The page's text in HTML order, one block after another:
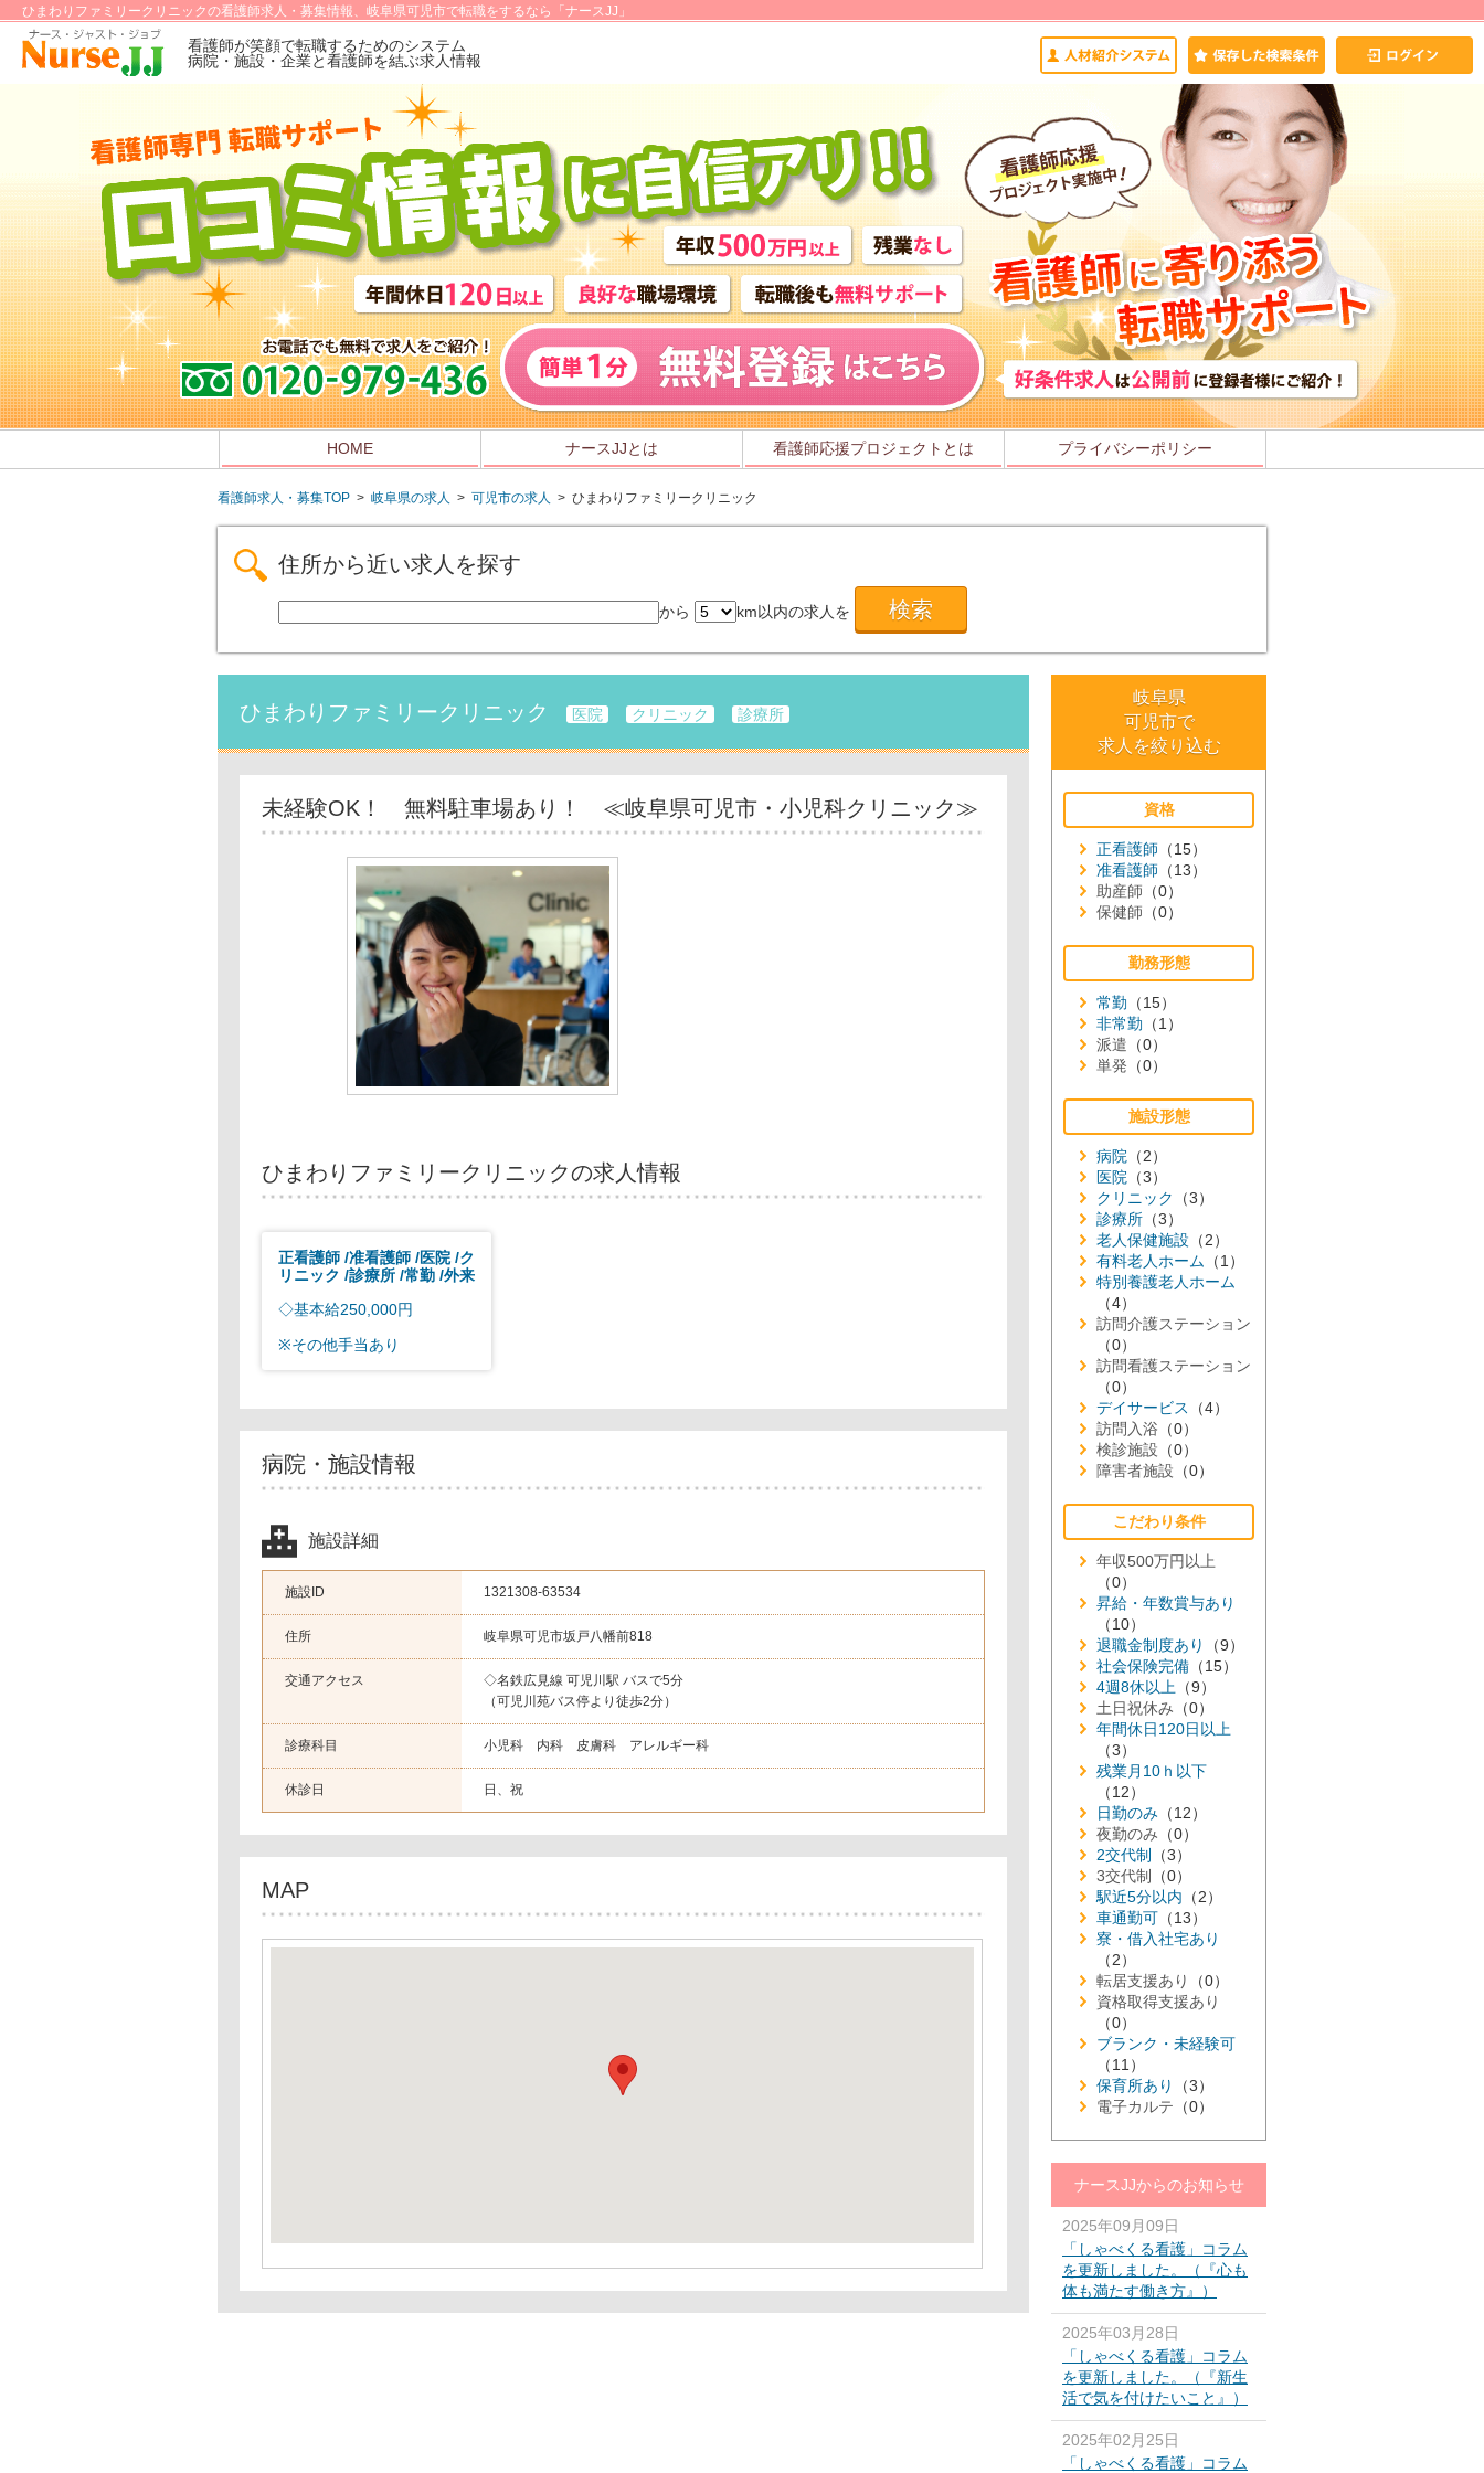
ひまわりファミリークリニックの看護師求人・募集情報、岐阜県可児市で転職をするなら「ナースJJ」
看護師が笑顔で転職するためのシステム
病院・施設・企業と看護師を結ぶ求人情報
HOME ナースJJとは 看護師応援プロジェクトとは プライバシーポリシー
看護師求人・募集TOP > 岐阜県の求人 > 可児市の求人 > ひまわりファミリークリニック
住所から近い求人を探す
から km以内の求人を
岐阜県
可児市で
求人を絞り込む
資格
正看護師 （15）
准看護師 （13）
助産師 （0）
保健師 （0）
勤務形態
常勤 （15）
非常勤 （1）
派遣 （0）
単発 （0）
施設形態
病院 （2）
医院 （3）
クリニック
（3）
診療所 （3）
老人保健施設 （2）
有料老人ホーム （1）
特別養護老人ホーム
（4）
訪問介護ステーション
（0）
訪問看護ステーション
（0）
デイサービス
（4）
訪問入浴 （0）
検診施設 （0）
障害者施設 （0）
こだわり条件
年収500万円以上
（0）
昇給・年数賞与あり
（10）
退職金制度あり
（9）
社会保険完備 （15）
4週8休以上 （9）
土日祝休み （0）
年間休日120日以上
（3）
残業月10ｈ以下
（12）
日勤のみ （12）
夜勤のみ （0）
2交代制
（3）
3交代制
（0）
駅近5分以内 （2）
車通勤可 （13）
寮・借入社宅あり
（2）
転居支援あり
（0）
資格取得支援あり
（0）
ブランク・未経験可
（11）
保育所あり
（3）
電子カルテ （0）
ナースJJからのお知らせ
2025年09月09日
「しゃべくる看護」コラム
を更新しました。（『心も
体も満たす働き方』）
2025年03月28日
「しゃべくる看護」コラム
を更新しました。（『新生
活で気を付けたいこと』）
2025年02月25日
「しゃべくる看護」コラム
ひまわりファミリークリニック 医院 クリニック 診療所
未経験OK！ 無料駐車場あり！ ≪岐阜県可児市・小児科クリニック≫
ひまわりファミリークリニックの求人情報
正看護師 准看護師 医院 ク
リニック
診療所 常勤 外来
◇基本給250,000円
※その他手当あり
病院・施設情報
施設詳細
施設ID 1321308-63534
住所 岐阜県可児市坂戸八幡前818
交通アクセス
◇名鉄広見線 可児川駅 バスで5分
（可児川苑バス停より徒歩2分）
診療科目 小児科 内科 皮膚科 アレルギー科
休診日 日、祝
MAP